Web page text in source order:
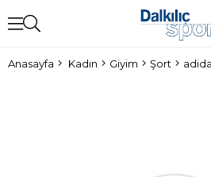
Anasayfa Kadın Giyim Şort